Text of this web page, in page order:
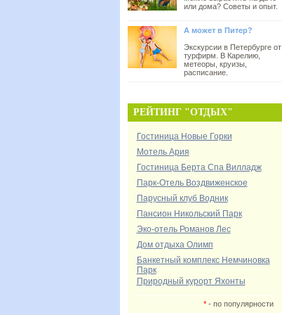
или дома? Советы и опыт.
А может в Питер?
Экскурсии в Петербурге от
турфирм. В Карелию,
метеоры, круизы,
расписание.
РЕЙТИНГ "ОТДЫХ"
Гостиница Новые Горки
Мотель Ария
Гостиница Берта Спа Вилладж
Парк-Отель Воздвиженское
Парусный клуб Водник
Пансион Никольский Парк
Эко-отель Романов Лес
Дом отдыха Олимп
Банкетный комплекс Немчиновка
Парк
Природный курорт Яхонты
*- по популярности